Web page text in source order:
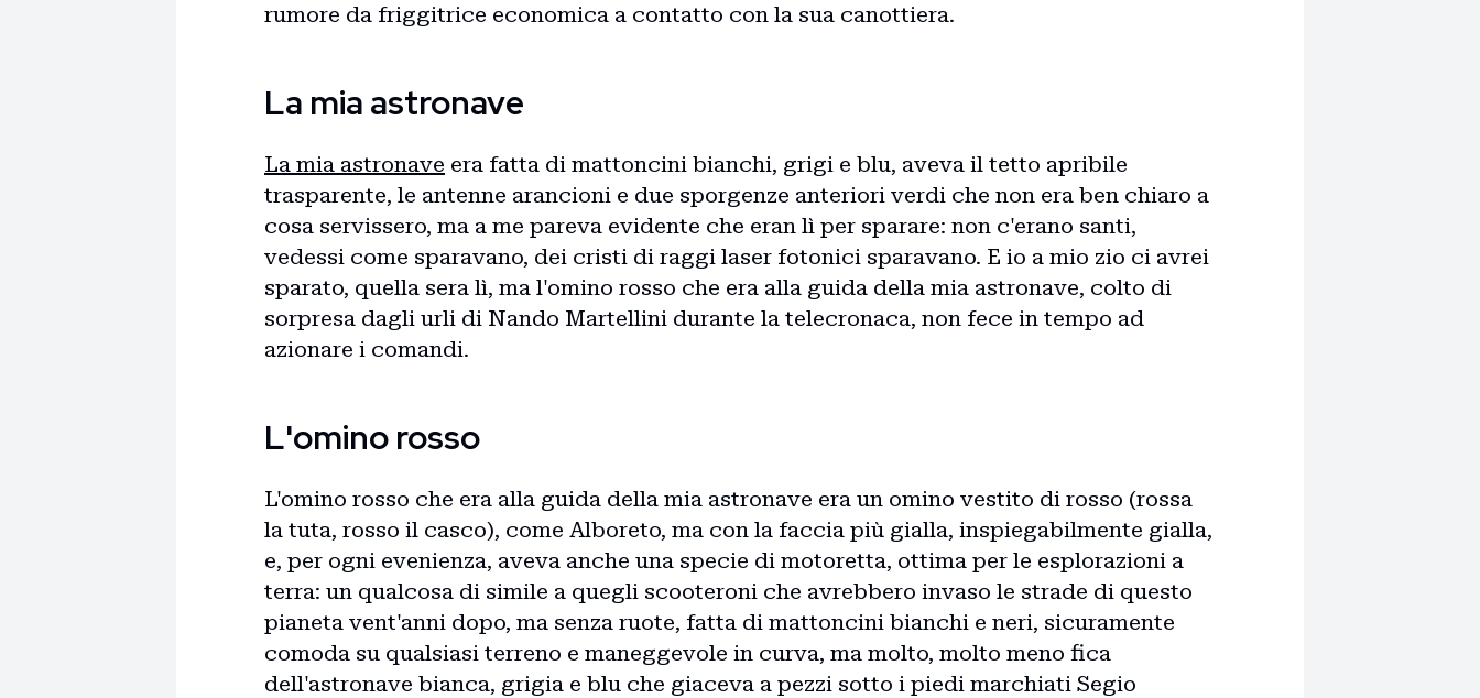
Intro
Blog
Collaborazioni
rumore da friggitrice economica a contatto con la sua canottiera.
La mia astronave
La mia astronave era fatta di mattoncini bianchi, grigi e blu, aveva il tetto apribile
trasparente, le antenne arancioni e due sporgenze anteriori verdi che non era ben chiaro a
cosa servissero, ma a me pareva evidente che eran lì per sparare: non c'erano santi,
vedessi come sparavano, dei cristi di raggi laser fotonici sparavano. E io a mio zio ci avrei
sparato, quella sera lì, ma l'omino rosso che era alla guida della mia astronave, colto di
sorpresa dagli urli di Nando Martellini durante la telecronaca, non fece in tempo ad
azionare i comandi.
L'omino rosso
L'omino rosso che era alla guida della mia astronave era un omino vestito di rosso (rossa
la tuta, rosso il casco), come Alboreto, ma con la faccia più gialla, inspiegabilmente gialla,
e, per ogni evenienza, aveva anche una specie di motoretta, ottima per le esplorazioni a
terra: un qualcosa di simile a quegli scooteroni che avrebbero invaso le strade di questo
pianeta vent'anni dopo, ma senza ruote, fatta di mattoncini bianchi e neri, sicuramente
comoda su qualsiasi terreno e maneggevole in curva, ma molto, molto meno fica
dell'astronave bianca, grigia e blu che giaceva a pezzi sotto i piedi marchiati Segio